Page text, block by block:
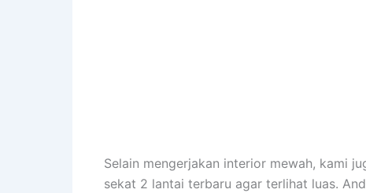
Selain mengerjakan interior mewah, kami
sekat 2 lantai terbaru agar terlihat luas.